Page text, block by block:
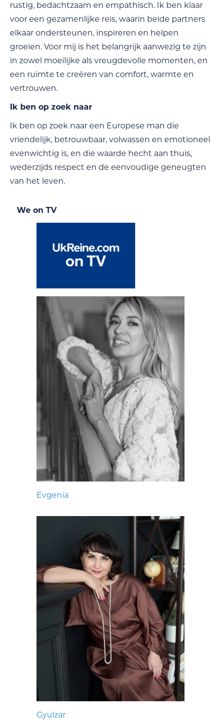
rustig, bedachtzaam en empathisch. Ik ben klaar
voor een gezamenlijke reis, waarin beide partners
elkaar ondersteunen, inspireren en helpen
groeien. Voor mij is het belangrijk aanwezig te zijn
in zowel moeilijke als vreugdevolle momenten, en
een ruimte te creëren van comfort, warmte en
vertrouwen.
Ik ben op zoek naar
Ik ben op zoek naar een Europese man die
vriendelijk, betrouwbaar, volwassen en emotioneel
evenwichtig is, en die waarde hecht aan thuis,
wederzijds respect en de eenvoudige geneugten
van het leven.
We on TV
Evgenia
Gyulzar